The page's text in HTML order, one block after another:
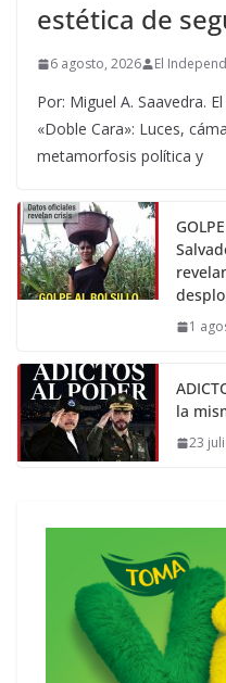
estética de
6 agosto, 2026 El
Por: Miguel A. Saavedra.
«Doble Cara»: Luces,
metamorfosis política y
1
la
23